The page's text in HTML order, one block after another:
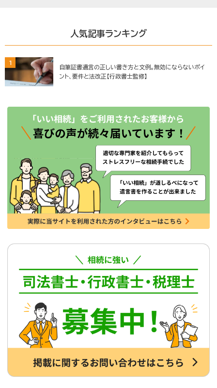
人気記事ランキング
1
自筆証書遺言の正しい書き方と文例。無効にならないポイ
ント、要件と法改正【行政書士監修】